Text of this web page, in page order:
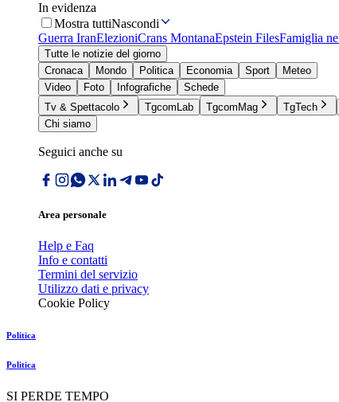
In evidenza
Mostra tuttiNascondi
Guerra IranElezioniCrans MontanaEpstein FilesFamiglia
Tutte le notizie del giorno
Cronaca
Mondo Politica Economia Sport
Meteo
Video
Foto Infografiche
Schede
Tv & Spettacolo
TgcomLab TgcomMag TgTech
Chi siamo
Seguici anche su
Area personale
Help e Faq
Info e contatti
Termini del servizio
Utilizzo dati e privacy
Cookie Policy
Politica
Politica
SI PERDE TEMPO